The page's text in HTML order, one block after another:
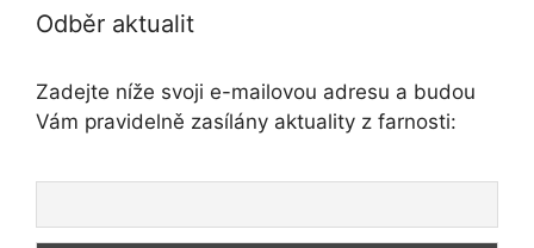
Odběr aktualit
Zadejte níže svoji e-mailovou adresu a budou
Vám pravidelně zasílány aktuality z farnosti: